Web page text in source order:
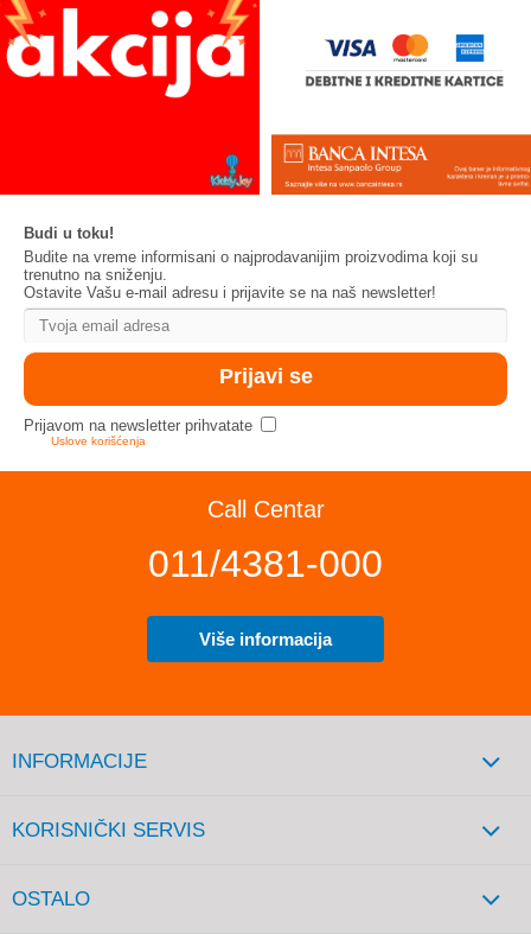
Budi u toku!
Budite na vreme informisani o najprodavanijim proizvodima koji su
trenutno na sniženju.
Ostavite Vašu e-mail adresu i prijavite se na naš newsletter!
Prijavom na newsletter prihvatate
Uslove korišćenja
Call Centar
011/4381-000
Više informacija
INFORMACIJE
KORISNIČKI SERVIS
OSTALO